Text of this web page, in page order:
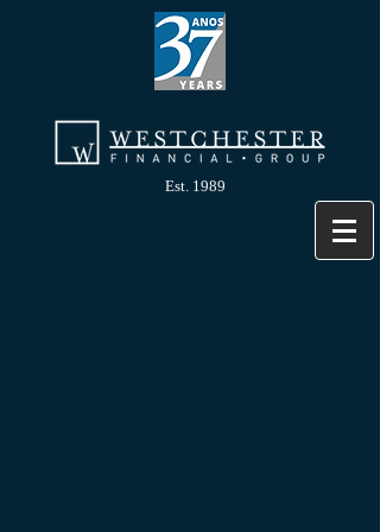
Est. 1989